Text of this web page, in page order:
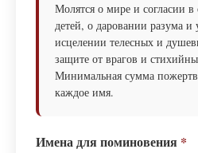
Молятся о мире и согласии в
детей, о даровании разума и
исцелении телесных и
защите от врагов и
Минимальная сумма
каждое имя.
Имена для поминовения *